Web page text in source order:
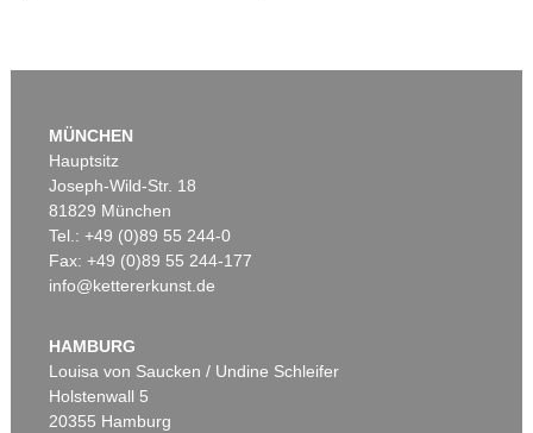
MÜNCHEN
Hauptsitz
Joseph-Wild-Str. 18
81829 München
Tel.: +49 (0)89 55 244-0
Fax: +49 (0)89 55 244-177
info@kettererkunst.de
HAMBURG
Louisa von Saucken / Undine Schleifer
Holstenwall 5
20355 Hamburg